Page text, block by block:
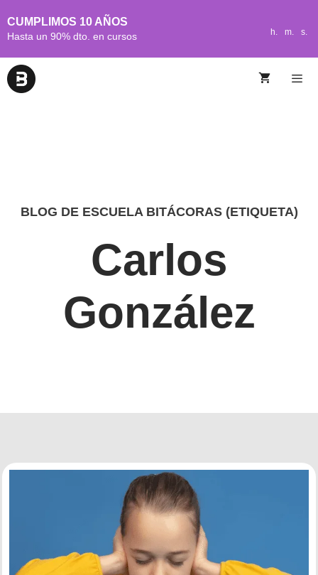
CUMPLIMOS 10 AÑOS
Hasta un 90% dto. en cursos h. m. s.
BLOG DE ESCUELA BITÁCORAS (ETIQUETA)
Carlos
González